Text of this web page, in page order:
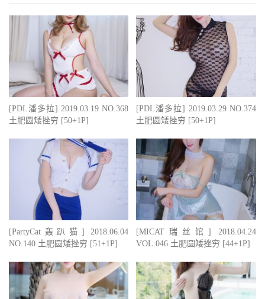
[PDL潘多拉] 2019.03.19 NO.368
土肥圆矮挫穷 [50+1P]
[PDL潘多拉] 2019.03.29 NO.374
土肥圆矮挫穷 [50+1P]
[PartyCat轰趴猫] 2018.06.04
NO.140 土肥圆矮挫穷 [51+1P]
[MICAT瑞丝馆] 2018.04.24
VOL.046 土肥圆矮挫穷 [44+1P]